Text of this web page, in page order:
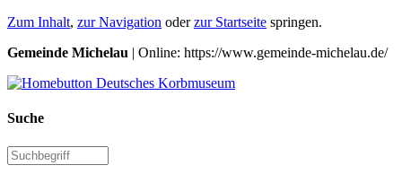
Zum Inhalt, zur Navigation oderzur Startseite springen.
Gemeinde Michelau | Online: https://www.gemeinde-michelau.de/
Suche